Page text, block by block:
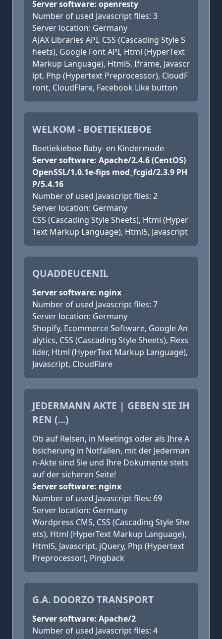
Server software: openresty
Number of used Javascript files: 3
Server location: Germany
AJAX Libraries API, CSS (Cascading Style S
heets), Google Font API, Html (HyperText
Markup Language), Html5, Iframe, Javascr
ipt, Php (Hypertext Preprocessor), CloudF
ront, CloudFlare, Facebook Like button
WELKOM - BOETIEKIEBOE
Boetiekieboe Baby- en Kindermode
Server software: Apache/2.4.6 (CentOS)
OpenSSL/1.0.1e-fips mod_fcgid/2.3.9 PH
P/5.4.16
Number of used Javascript files: 2
Server location: Germany
CSS (Cascading Style Sheets), Html (Hyper
Text Markup Language), Html5, Javascript
QUADDEUCENIL
Server software: nginx
Number of used Javascript files: 7
Server location: Germany
Shopify, Ecommerce Software, Google An
alytics, CSS (Cascading Style Sheets), Flexs
lider, Html (HyperText Markup Language),
Javascript, CloudFlare
JEDERMANN AKTE | GEBEN SIE IH
REN (...)
Ob auf Reisen, in Meetings oder als Ihre A
bsicherung in Notfällen, mit der Jederman
n-Akte sind Sie und Ihre Dokumente stets
auf der sicheren Seite!
Server software: nginx
Number of used Javascript files: 69
Server location: Germany
Wordpress CMS, CSS (Cascading Style She
ets), Html (HyperText Markup Language),
Html5, Javascript, jQuery, Php (Hypertext
Preprocessor), Pingback
G.A. DOORZO TRANSPORT
Server software: Apache/2
Number of used Javascript files: 4